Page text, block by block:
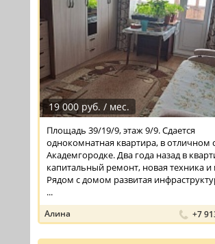
19 000 руб. / мес.
Площадь 39/19/9, этаж 9/9. Сдается
однокомнатная квартира, в отличном
Академгородке. Два года назад в
капитальный ремонт, новая техника и
Рядом с домом развитая
...
Алина +7